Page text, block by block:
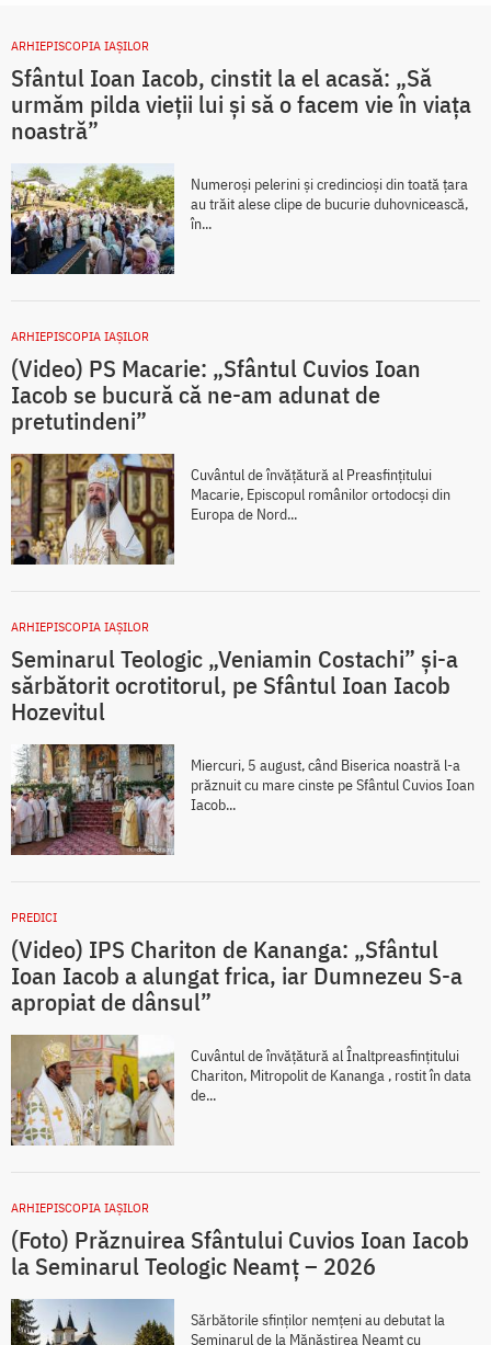
ARHIEPISCOPIA IAŞILOR
Sfântul Ioan Iacob, cinstit la el acasă: „Să
urmăm pilda vieții lui și să o facem vie în viața
noastră”
Numeroși pelerini și credincioși din toată țara
au trăit alese clipe de bucurie duhovnicească,
în...
ARHIEPISCOPIA IAŞILOR
(Video) PS Macarie: „Sfântul Cuvios Ioan
Iacob se bucură că ne-am adunat de
pretutindeni”
Cuvântul de învățătură al Preasfințitului
Macarie, Episcopul românilor ortodocși din
Europa de Nord...
ARHIEPISCOPIA IAŞILOR
Seminarul Teologic „Veniamin Costachi” și-a
sărbătorit ocrotitorul, pe Sfântul Ioan Iacob
Hozevitul
Miercuri, 5 august, când Biserica noastră l-a
prăznuit cu mare cinste pe Sfântul Cuvios Ioan
Iacob...
PREDICI
(Video) IPS Chariton de Kananga: „Sfântul
Ioan Iacob a alungat frica, iar Dumnezeu S-a
apropiat de dânsul”
Cuvântul de învățătură al Înaltpreasfințitului
Chariton, Mitropolit de Kananga , rostit în data
de...
ARHIEPISCOPIA IAŞILOR
(Foto) Prăznuirea Sfântului Cuvios Ioan Iacob
la Seminarul Teologic Neamț – 2026
Sărbătorile sfinților nemțeni au debutat la
Seminarul de la Mănăstirea Neamț cu